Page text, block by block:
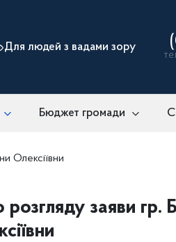
Для людей з вадами зору
Бюджет громади
Олексіївни
заяви гр.